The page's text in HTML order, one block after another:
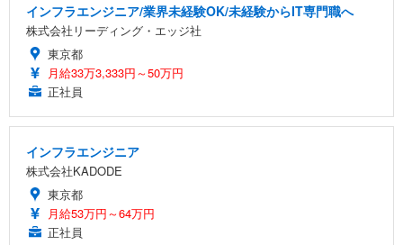
インフラエンジニア/業界未経験OK/未経験からIT専門職へ
株式会社リーディング・エッジ社
東京都
月給33万3,333円～50万円
正社員
インフラエンジニア
株式会社KADODE
東京都
月給53万円～64万円
正社員